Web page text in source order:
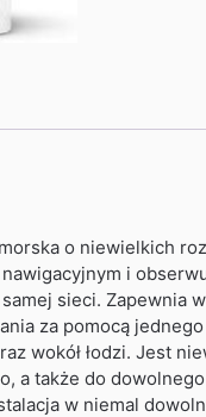
o niewielkich
i
sieci. Zapewnia
za pomocą
wokół łodzi. Jest
także do
w niemal